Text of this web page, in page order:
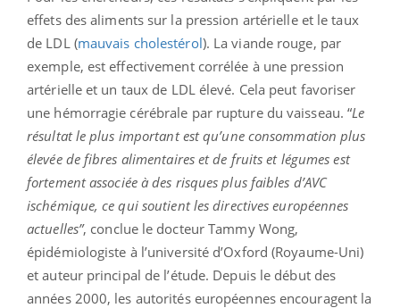
effets des aliments sur la pression artérielle et le taux
de LDL (mauvais cholestérol). La viande rouge, par
exemple, est effectivement corrélée à une pression
artérielle et un taux de LDL élevé. Cela peut favoriser
une hémorragie cérébrale par rupture du vaisseau. “Le
résultat le plus important est qu’une consommation plus
élevée de fibres alimentaires et de fruits et légumes est
fortement associée à des risques plus faibles d’AVC
ischémique, ce qui soutient les directives européennes
actuelles”, conclue le docteur Tammy Wong,
épidémiologiste à l’université d’Oxford (Royaume-Uni)
et auteur principal de l’étude. Depuis le début des
années 2000, les autorités européennes encouragent la